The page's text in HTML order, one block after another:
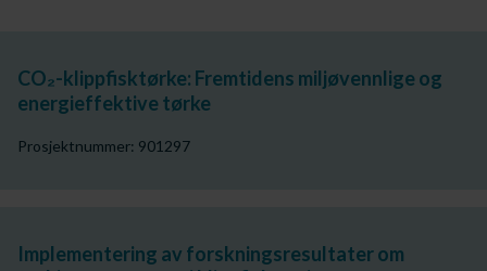
CO₂-klippfisktørke: Fremtidens miljøvennlige og
energieffektive tørke
Prosjektnummer: 901297
Implementering av forskningsresultater om